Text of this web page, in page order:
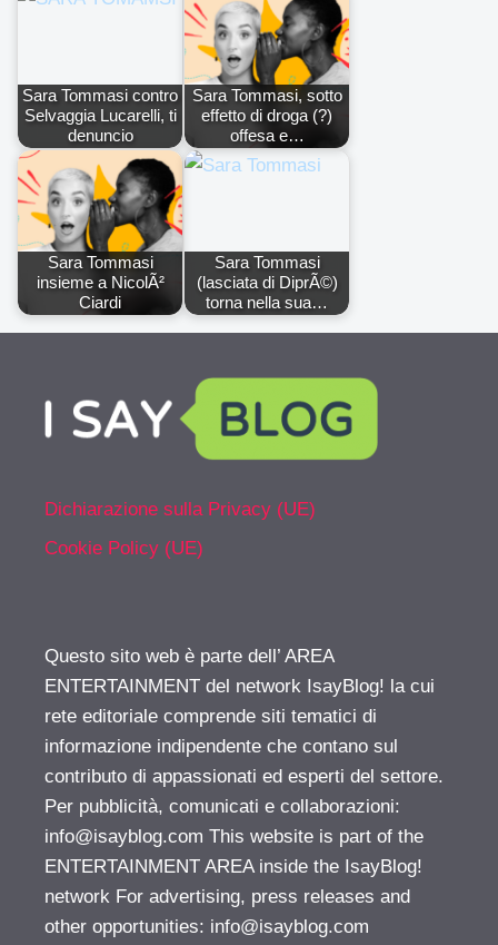
Sara Tommasi contro
Selvaggia Lucarelli, ti
denuncio
Sara Tommasi, sotto
effetto di droga (?)
offesa e…
Sara Tommasi
insieme a NicolÃ²
Ciardi
Sara Tommasi
(lasciata di DiprÃ©)
torna nella sua…
Dichiarazione sulla Privacy (UE)
Cookie Policy (UE)
Questo sito web è parte dell’ AREA
ENTERTAINMENT del network IsayBlog! la cui
rete editoriale comprende siti tematici di
informazione indipendente che contano sul
contributo di appassionati ed esperti del settore.
Per pubblicità, comunicati e collaborazioni:
info@isayblog.com This website is part of the
ENTERTAINMENT AREA inside the IsayBlog!
network For advertising, press releases and
other opportunities: info@isayblog.com